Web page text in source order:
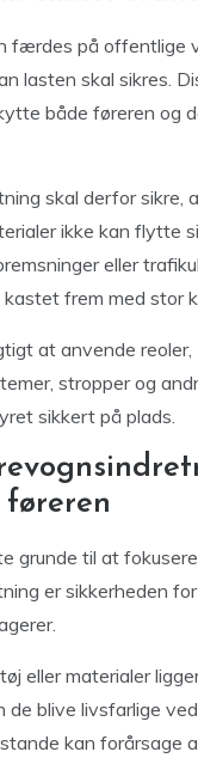
færdes på offentlige
lasten skal sikres.
både føreren og
skal derfor sikre,
ikke kan flytte
eller
frem med stor
at anvende reoler,
stropper og
sikkert på plads.
grunde til at
er sikkerheden
eller materialer
de blive livsfarlige ved
kan forårsage